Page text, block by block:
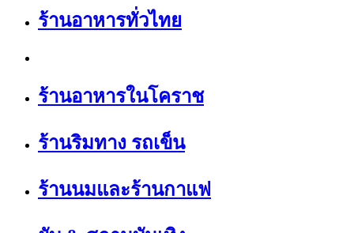
ร้านอาหารทั่วไทย
ร้านอาหารในโคราช
ร้านริมทาง รถเข็น
ร้านนมและร้านกาแฟ